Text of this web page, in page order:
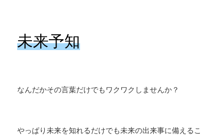
未来予知
なんだかその言葉だけでもワクワクしませんか？
やっぱり未来を知れるだけでも未来の出来事に備えるこ